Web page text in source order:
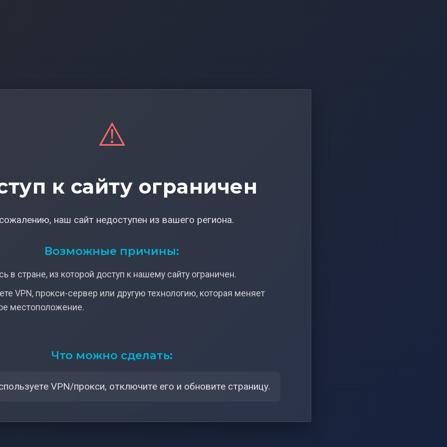
⚠️
к сайту ограничен
наш сайт недоступен из вашего региона.
Возможные причины:
в стране, из которой доступ к нашему сайту ограничен.
VPN, прокси-сервер или другую технологию, которая меняет
местоположение.
Что можно сделать:
VPN/прокси, отключите его и обновите страницу.